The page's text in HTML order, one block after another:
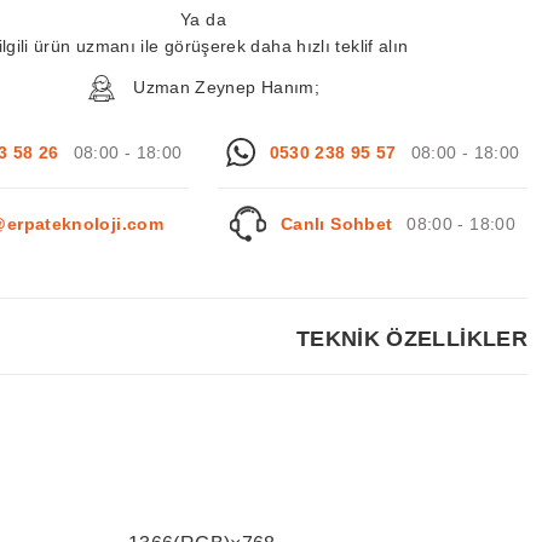
Ya da
ilgili ürün uzmanı ile görüşerek daha hızlı teklif alın
Uzman Zeynep Hanım;
58 26 08:00 - 18:00 0530 238 95 57 08:00 - 18:00
Canlı Sohbet 08:00 - 18:00
TEKNİK ÖZELLİKLER